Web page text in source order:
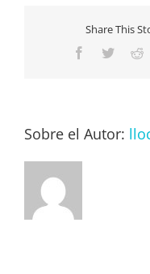
del
África
negra
Share This
Facebook
Twitter
Sobre el Autor: